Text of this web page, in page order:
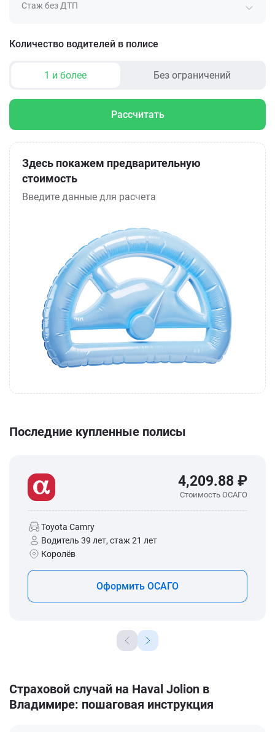
Стаж без ДТП
Количество водителей в полисе
1 и более Без ограничений
Рассчитать
Здесь покажем предварительную
стоимость
Введите данные для расчета
Последние купленные полисы
4,209.88 ₽
Стоимость ОСАГО
Toyota Camry
Водитель 39 лет, стаж 21 лет
Королёв
Оформить ОСАГО
Страховой случай на Haval Jolion в
Владимире: пошаговая инструкция